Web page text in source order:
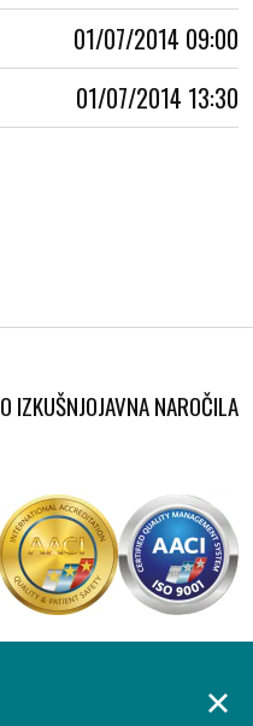
01/07/2014 09:00
01/07/2014 13:30
IZKUŠNJOJAVNA NAROČILA